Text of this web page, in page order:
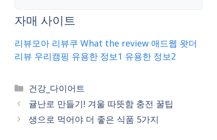
자매 사이트
리뷰모아 리뷰쿠 What the review 애드웹 왓더
리뷰 우리캠핑 유용한 정보1 유용한 정보2
Categories
건강_다이어트
귤난로 만들기! 겨울 따뜻함 충전 꿀팁
생으로 먹어야 더 좋은 식품 5가지